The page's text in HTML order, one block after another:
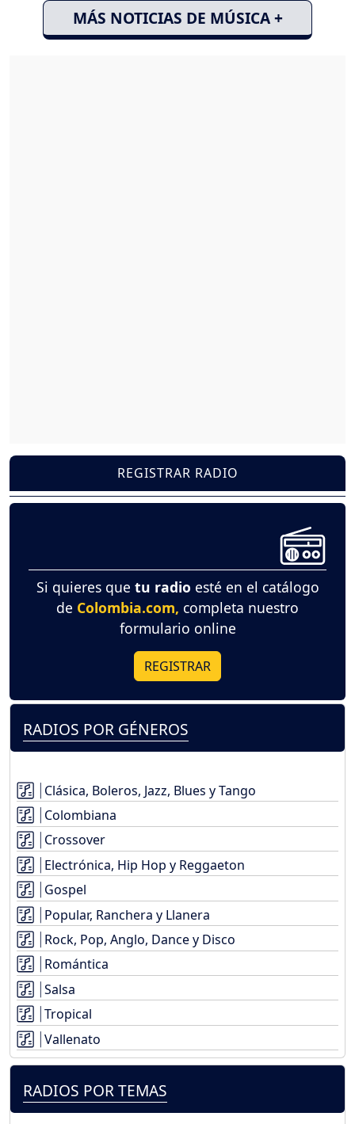
MÁS NOTICIAS DE MÚSICA +
REGISTRAR RADIO
Si quieres que tu radio esté en el catálogo
de Colombia.com, completa nuestro
formulario online
REGISTRAR
RADIOS POR GÉNEROS
Clásica, Boleros, Jazz, Blues y Tango
Colombiana
Crossover
Electrónica, Hip Hop y Reggaeton
Gospel
Popular, Ranchera y Llanera
Rock, Pop, Anglo, Dance y Disco
Romántica
Salsa
Tropical
Vallenato
RADIOS POR TEMAS